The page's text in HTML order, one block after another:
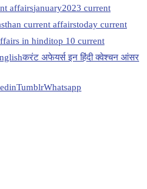
affairsjanuary2023 current
current affairstoday current
in hinditop 10 current
करंट अफेयर्स इन हिंदी क्वेश्चन आंसर
TumblrWhatsapp